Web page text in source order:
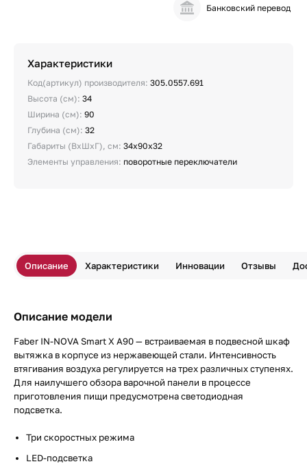
Банковский перевод
Характеристики
Код(артикул) производителя: 305.0557.691
Высота (см): 34
Ширина (см): 90
Глубина (см): 32
Габариты (ВхШхГ), см: 34х90х32
Элементы управления: поворотные переключатели
Описание Характеристики Инновации Отзывы
Описание модели
Faber IN-NOVA Smart X A90 — встраиваемая в подвесной шкаф
вытяжка в корпусе из нержавеющей стали. Интенсивность
втягивания воздуха регулируется на трех различных ступенях.
Для наилучшего обзора варочной панели в процессе
приготовления пищи предусмотрена светодиодная
подсветка.
Три скоростных режима
LED-подсветка